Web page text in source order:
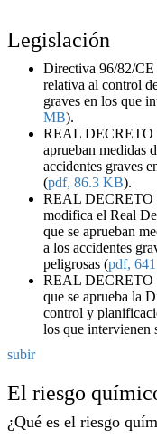
Legislación
Directiva 96/82/CE
relativa al control
graves en los que
MB).
REAL DECRETO
aprueban medidas
accidentes graves
(pdf, 86.3 KB).
REAL DECRETO
modifica el Real
que se aprueban
a los accidentes
peligrosas (pdf,
REAL DECRETO
que se aprueba la
control y
los que intervienen
subir
El riesgo
¿Qué es el riesgo